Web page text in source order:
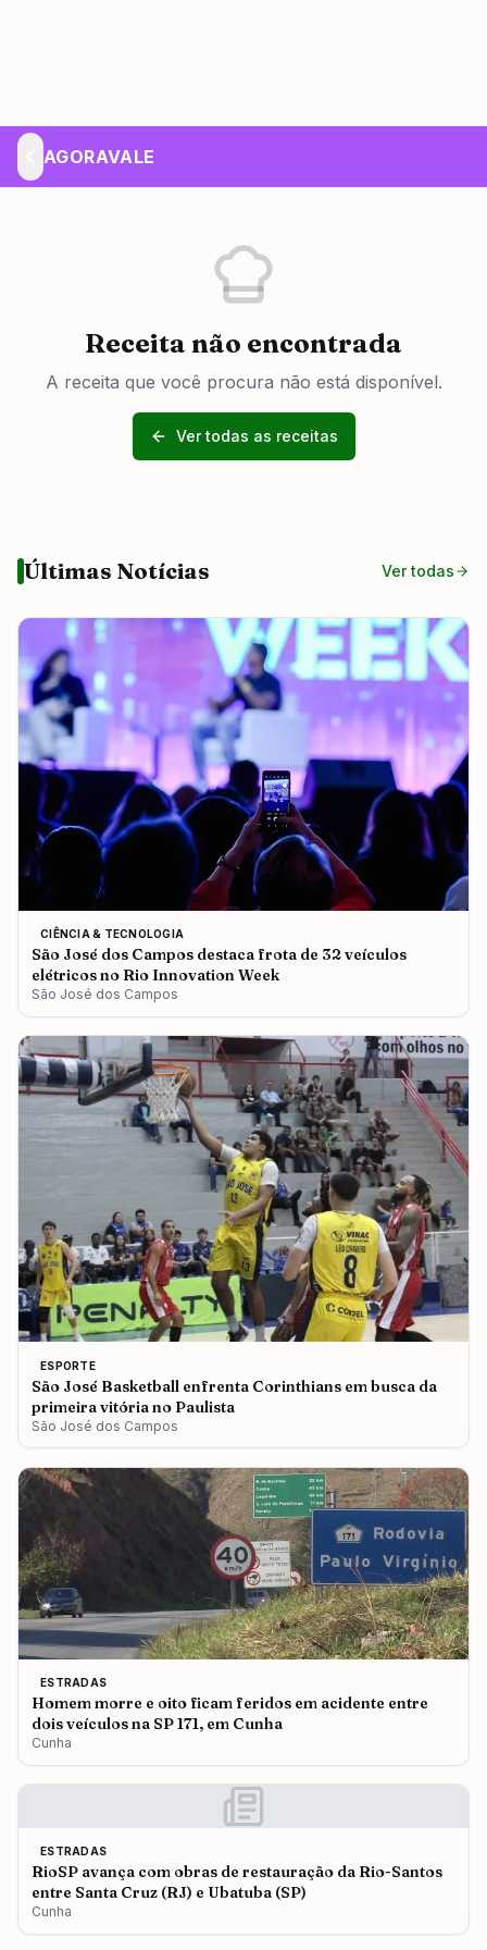
AGORAVALE
Receita não encontrada
A receita que você procura não está disponível.
Ver todas as receitas
Últimas Notícias Ver todas
CIÊNCIA & TECNOLOGIA
São José dos Campos destaca frota de 32 veículos
elétricos no Rio Innovation Week
São José dos Campos
ESPORTE
São José Basketball enfrenta Corinthians em busca da
primeira vitória no Paulista
São José dos Campos
ESTRADAS
Homem morre e oito ficam feridos em acidente entre
dois veículos na SP 171, em Cunha
Cunha
ESTRADAS
RioSP avança com obras de restauração da Rio-Santos
entre Santa Cruz (RJ) e Ubatuba (SP)
Cunha